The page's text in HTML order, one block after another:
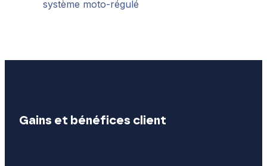
système moto-régulé
Gains et bénéfices client